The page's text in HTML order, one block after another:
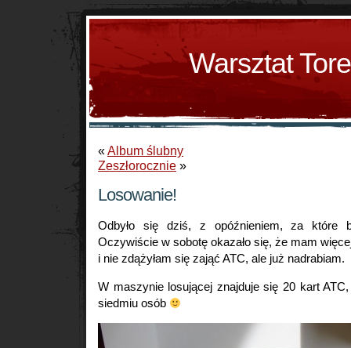
Warsztat
«Album ślubny
Zeszłorocznie »
Losowanie!
Odbyło się dziś, z opóźnieniem, za które
Oczywiście w sobotę okazało się, że mam
i nie zdążyłam się zająć ATC, ale już nadrabiam.
W maszynie losującej znajduje się 20 kart
siedmiu osób